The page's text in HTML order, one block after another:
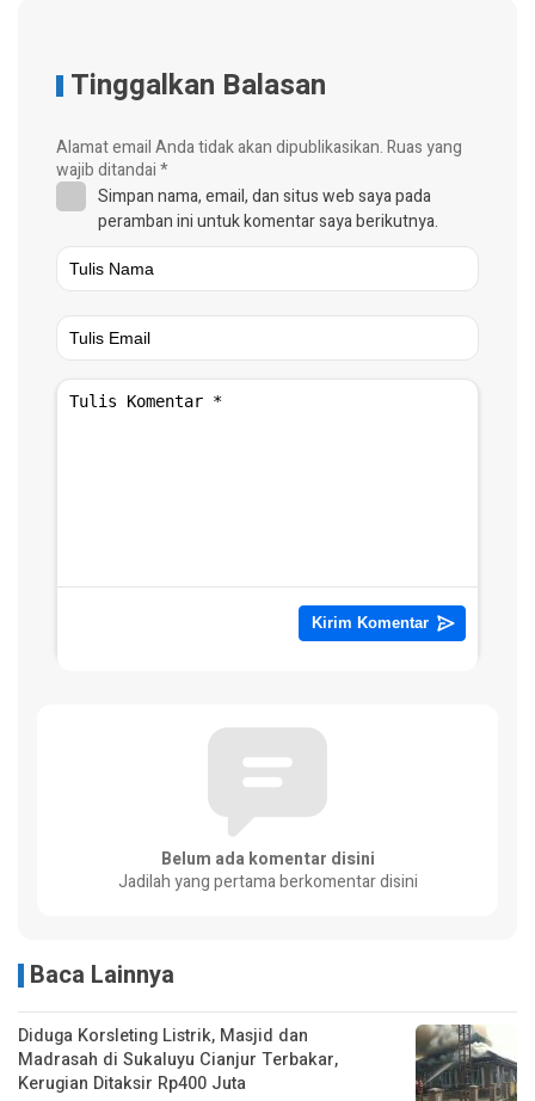
Tinggalkan Balasan
Alamat email Anda tidak akan dipublikasikan.Ruas yang
wajib ditandai*
Simpan nama, email, dan situs web saya pada
peramban ini untuk komentar saya berikutnya.
Belum ada komentar disini
Jadilah yang pertama berkomentar disini
Baca Lainnya
Diduga Korsleting Listrik, Masjid dan
Madrasah di Sukaluyu Cianjur Terbakar,
Kerugian Ditaksir Rp400 Juta